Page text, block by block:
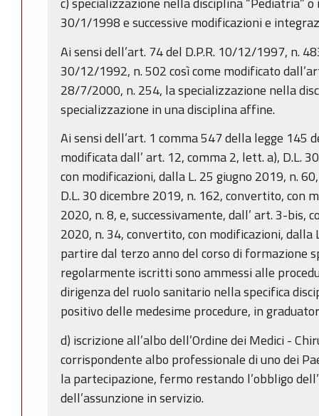
30/1/1998 e successive modificazioni e
Ai sensi dell’art. 74 del D.P.R. 10/12/1997, n.
30/12/1992, n. 502 così come modificato
28/7/2000, n. 254, la specializzazione nella
specializzazione in una disciplina affine.
Ai sensi dell’art. 1 comma 547 della legge 145
modificata dall’ art. 12, comma 2, lett. a), D.L.
con modificazioni, dalla L. 25 giugno 2019, n.
D.L. 30 dicembre 2019, n. 162, convertito, con
2020, n. 8, e, successivamente, dall’ art. 3-bis,
2020, n. 34, convertito, con modificazioni, dalla
partire dal terzo anno del corso di formazione
regolarmente iscritti sono ammessi alle
dirigenza del ruolo sanitario nella specifica
positivo delle medesime procedure, in
d) iscrizione all’albo dell’Ordine dei Medici -
corrispondente albo professionale di uno dei
la partecipazione, fermo restando l’obbligo
dell’assunzione in servizio.